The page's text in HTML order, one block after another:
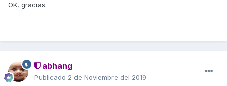
OK, gracias.
abhang
Publicado 2 de Noviembre del 2019